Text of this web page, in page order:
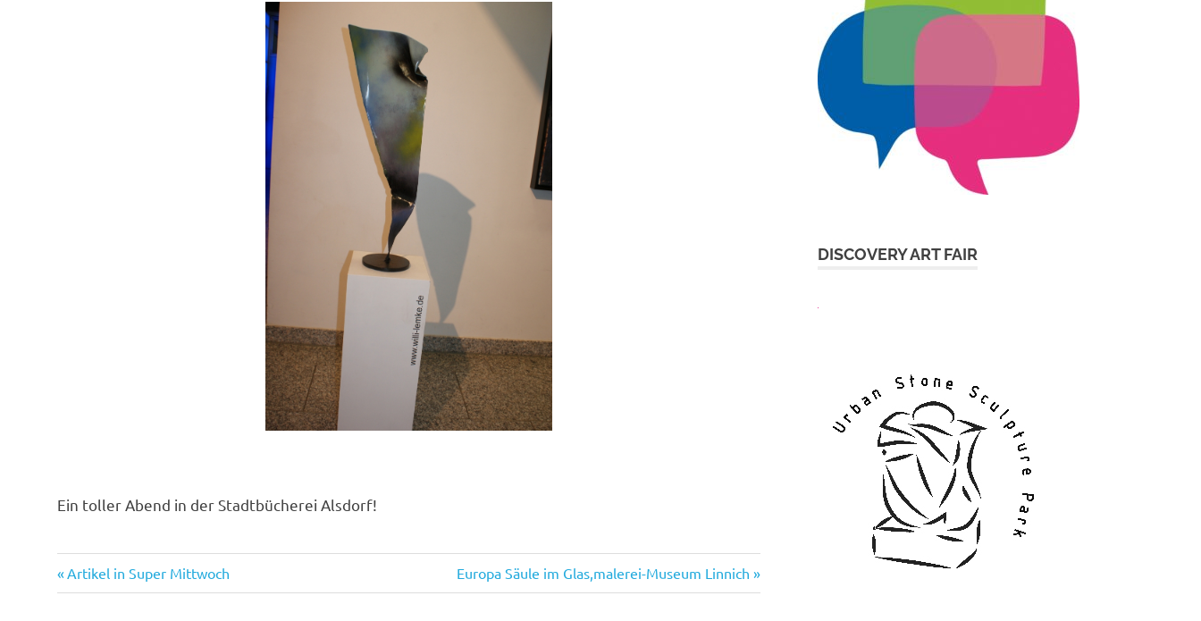
Ein toller Abend in der Stadtbücherei Alsdorf!
Beitragsnavigation
Vorheriger
Beitrag:
Artikel in Super Mittwoch
Nächster
Beitrag:
Europa Säule im Glas,malerei-Museum Linnich
DISCOVERY ART FAIR